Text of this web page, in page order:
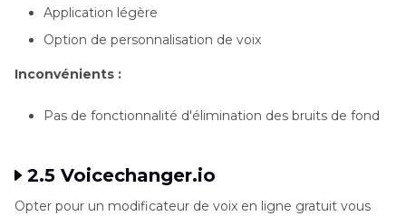
Application légère
Option de personnalisation de voix
Inconvénients :
Pas de fonctionnalité d'élimination des bruits de fond
2.5 Voicechanger.io
Opter pour un modificateur de voix en ligne gratuit vous